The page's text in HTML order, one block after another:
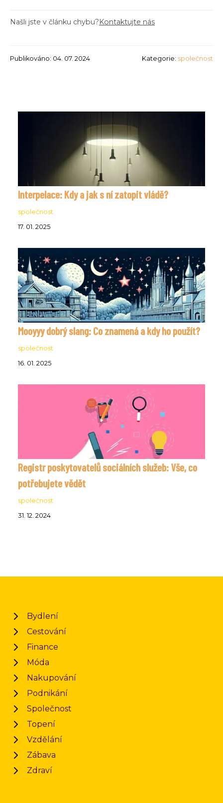
Našli jste v článku chybu?Kontaktujte nás
Publikováno: 04. 07. 2024 Kategorie: společnost
Interpelace: Kdy a jak s ní zatopit vládě?
společnost
17. 01. 2025
Mooyyy dobrý slang: Co znamená a kdy ho použít?
společnost
16. 01. 2025
Registr poskytovatelů sociálních služeb: Vše, co
potřebujete vědět
společnost
31. 12. 2024
Bydlení
Cestování
Finance
Móda
Nakupování
Podnikání
Společnost
Topení
Vzdělání
Zábava
Zdraví